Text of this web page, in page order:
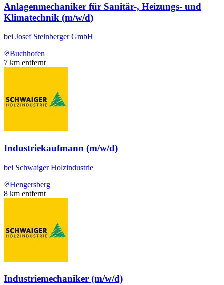
Anlagenmechaniker für Sanitär-, Heizungs- und
Klimatechnik (m/w/d)
bei Josef Steinberger GmbH
Buchhofen
7 km entfernt
Industriekaufmann (m/w/d)
bei Schwaiger Holzindustrie
Hengersberg
8 km entfernt
Industriemechaniker (m/w/d)